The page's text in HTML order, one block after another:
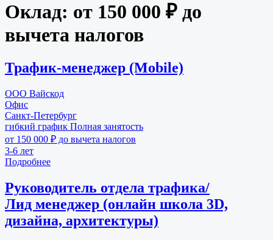
Оклад: от 150 000 ₽ до
вычета налогов
Трафик-менеджер (Mobile)
ООО Вайскод
Офис
Санкт-Петербург
гибкий график Полная занятость
от 150 000 ₽ до вычета налогов
3-6 лет
Подробнее
Руководитель отдела трафика/
Лид менеджер (онлайн школа 3D,
дизайна, архитектуры)